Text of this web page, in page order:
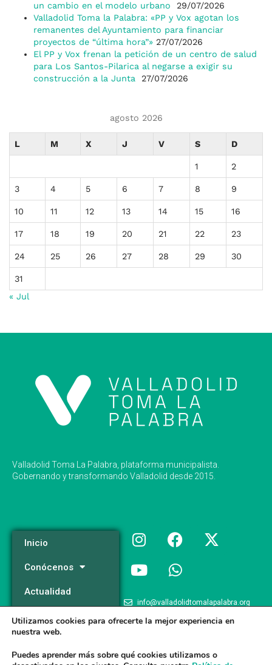
un cambio en el modelo urbano
29/07/2026
Valladolid Toma la Palabra: «PP y Vox agotan los
remanentes del Ayuntamiento para financiar
proyectos de “última hora”» 27/07/2026
El PP y Vox frenan la petición de un centro de salud
para Los Santos-Pilarica al negarse a exigir su
construcción a la Junta
27/07/2026
agosto 2026
L M X J V S D
1 2
3 4 5 6 7 8 9
10 11 12 13 14 15 16
17 18 19 20 21 22 23
24 25 26 27 28 29 30
31
« Jul
Valladolid Toma La Palabra, plataforma municipalista.
Gobernando y transformando Valladolid desde 2015.
Inicio
Conócenos
Actualidad
Programa
info@valladolidtomalapalabra.org
+34 983 426 124
Utilizamos cookies para ofrecerte la mejor experiencia en
nuestra web.
Puedes aprender más sobre qué cookies utilizamos o